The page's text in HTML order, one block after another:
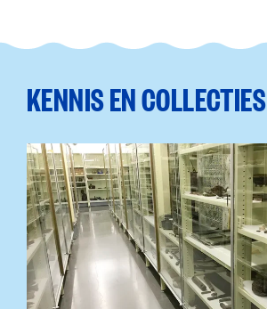
KENNIS EN COLLECTIES